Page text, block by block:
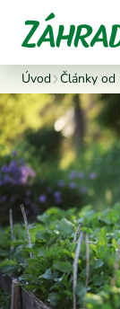
Úvod Články od